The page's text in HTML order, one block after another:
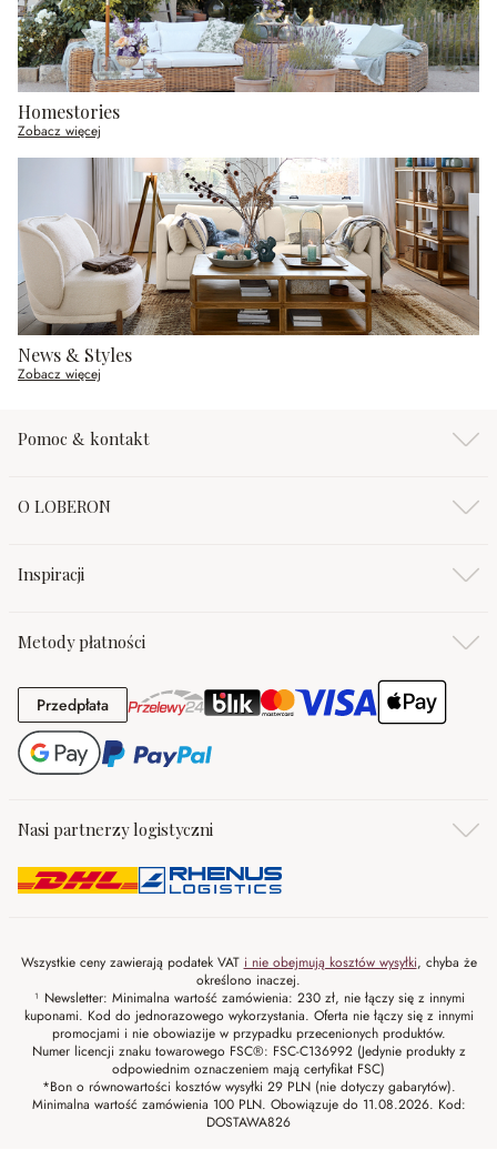
Homestories
Zobacz więcej
News & Styles
Zobacz więcej
Pomoc & kontakt
O LOBERON
Inspiracji
Metody płatności
PrzedpłataPrzedpłata
Nasi partnerzy logistyczni
Wszystkie ceny zawierają podatek VAT i nie obejmują kosztów wysyłki, chyba że
określono inaczej.
¹ Newsletter: Minimalna wartość zamówienia: 230 zł, nie łączy się z innymi
kuponami. Kod do jednorazowego wykorzystania. Oferta nie łączy się z innymi
promocjami i nie obowiazije w przypadku przecenionych produktów.
Numer licencji znaku towarowego FSC®: FSC-C136992 (Jedynie produkty z
odpowiednim oznaczeniem mają certyfikat FSC)
*Bon o równowartości kosztów wysyłki 29 PLN (nie dotyczy gabarytów).
Minimalna wartość zamówienia 100 PLN. Obowiązuje do 11.08.2026. Kod:
DOSTAWA826